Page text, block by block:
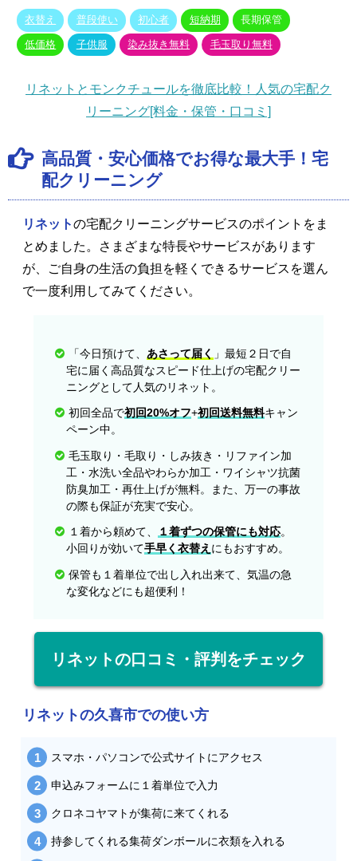
衣替え 普段使い 初心者 短納期 長期保管
低価格 子供服 染み抜き無料 毛玉取り無料
リネットとモンクチュールを徹底比較！人気の宅配ク
リーニング[料金・保管・口コミ]
高品質・安心価格でお得な最大手！宅
配クリーニング
リネットの宅配クリーニングサービスのポイントをま
とめました。さまざまな特長やサービスがあります
が、ご自身の生活の負担を軽くできるサービスを選ん
で一度利用してみてください。
「今日預けて、 あさって届く 」最短２日で自
宅に届く高品質なスピード仕上げの宅配クリー
ニングとして人気のリネット。
初回全品で初回20%オフ+初回送料無料キャン
ペーン中。
毛玉取り・毛取り・しみ抜き・リファイン加
工・水洗い全品やわらか加工・ワイシャツ抗菌
防臭加工・再仕上げが無料。また、万一の事故
の際も保証が充実で安心。
１着から頼めて、 １着ずつの保管にも対応。
小回りが効いて手早く衣替え にもおすすめ。
保管も１着単位で出し入れ出来て、気温の急
な変化などにも超便利！
リネットの口コミ・評判をチェック
リネットの久喜市での使い方
スマホ・パソコンで公式サイトにアクセス
申込みフォームに１着単位で入力
クロネコヤマトが集荷に来てくれる
持参してくれる集荷ダンボールに衣類を入れる